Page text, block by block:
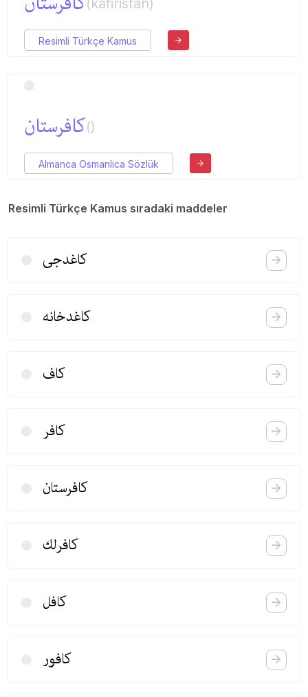
(kafiristan)
Resimli Türkçe Kamus
كافرستان()
Almanca Osmanlıca Sözlük
Resimli Türkçe Kamus sıradaki maddeler
كاغدجی
كاغدخانه
كاف
كافر
كافرستان
كافرلك
كافل
كافور